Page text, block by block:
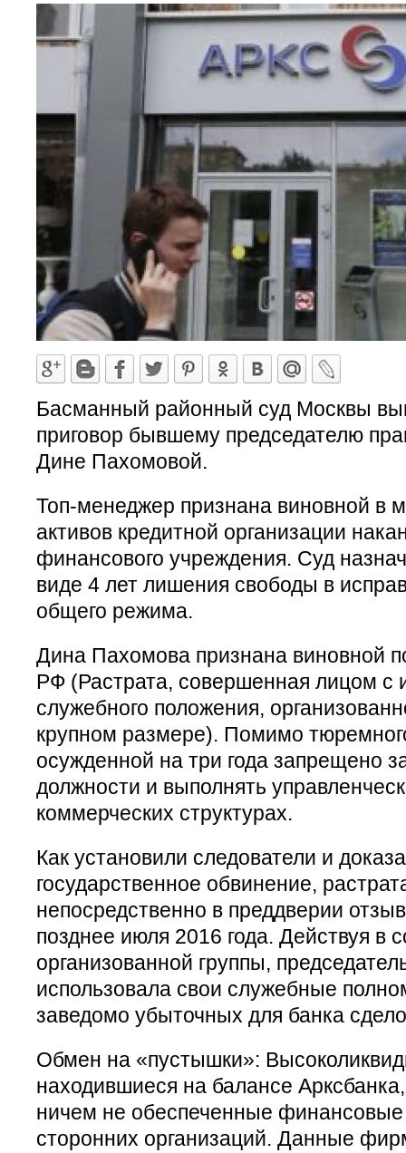
Басманный районный суд Москвы
приговор бывшему председателю
Дине Пахомовой.
Топ-менеджер признана виновной в
активов кредитной организации
финансового учреждения. Суд
виде 4 лет лишения свободы в
общего режима.
Дина Пахомова признана виновной
РФ (Растрата, совершенная лицом с
служебного положения,
крупном размере). Помимо
осужденной на три года запрещено
должности и выполнять
коммерческих структурах.
Как установили следователи и
государственное обвинение,
непосредственно в преддверии
позднее июля 2016 года. Действуя в
организованной группы,
использовала свои служебные
заведомо убыточных для банка
Обмен на «пустышки»:
находившиеся на балансе
ничем не обеспеченные финансовые
сторонних организаций. Данные